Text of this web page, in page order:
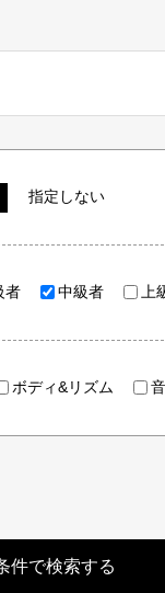
指定しない
者 中級者 上
ボディ&リズム
件で検索する